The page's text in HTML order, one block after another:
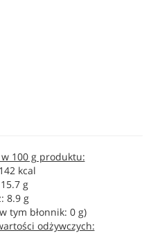
100 g produktu:
kcal
g
8.9 g
tym błonnik: 0 g)
odżywczych: